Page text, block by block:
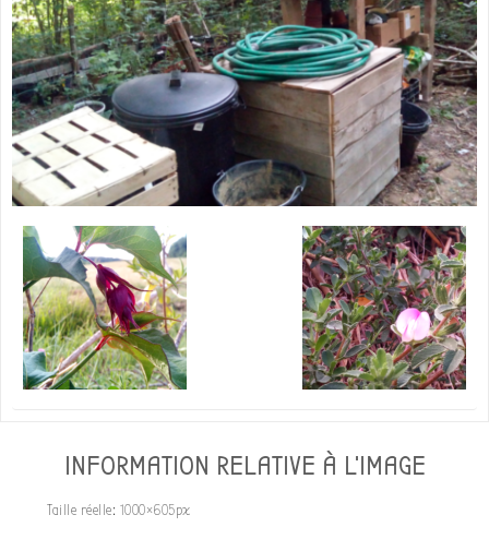
INFORMATION RELATIVE À L'IMAGE
Taille réelle: 1000×605px